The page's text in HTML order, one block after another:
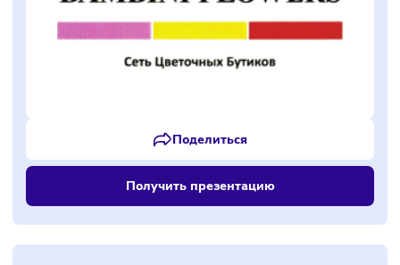
Поделиться
Получить презентацию